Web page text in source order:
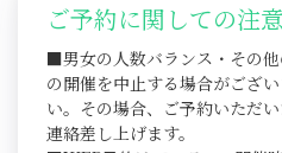
ご予約に関しての注
■男女の人数バランス・その
の開催を中止する場合がござ
い。その場合、ご予約いただ
連絡差し上げます。